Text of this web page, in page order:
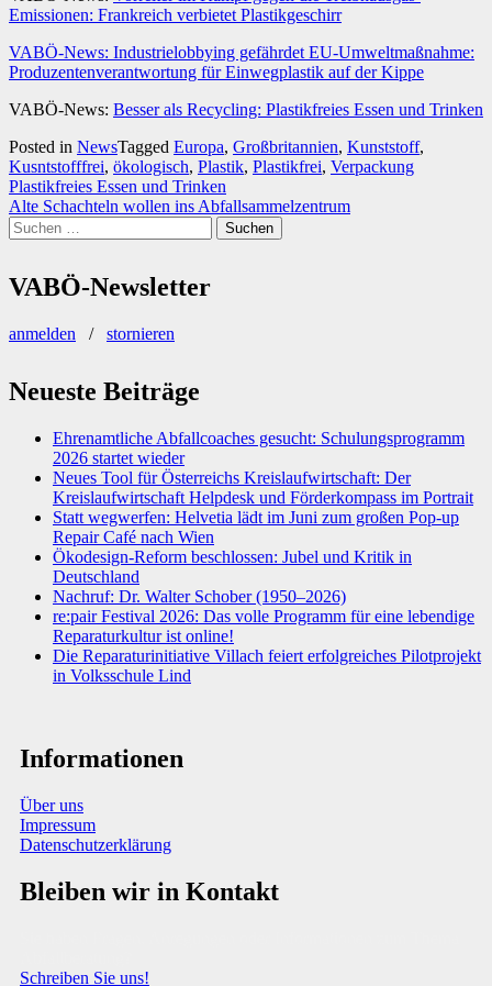
Emissionen: Frankreich verbietet Plastikgeschirr
VABÖ-News: Industrielobbying gefährdet EU-Umweltmaßnahme:
Produzentenverantwortung für Einwegplastik auf der Kippe
VABÖ-News: Besser als Recycling: Plastikfreies Essen und Trinken
Posted in NewsTagged Europa, Großbritannien, Kunststoff,
Kusntstofffrei, ökologisch, Plastik, Plastikfrei, Verpackung
Beitragsnavigation
Plastikfreies Essen und Trinken
Alte Schachteln wollen ins Abfallsammelzentrum
Suchen
nach:
VABÖ-Newsletter
anmelden / stornieren
Neueste Beiträge
Ehrenamtliche Abfallcoaches gesucht: Schulungsprogramm
2026 startet wieder
Neues Tool für Österreichs Kreislaufwirtschaft: Der
Kreislaufwirtschaft Helpdesk und Förderkompass im Portrait
Statt wegwerfen: Helvetia lädt im Juni zum großen Pop-up
Repair Café nach Wien
Ökodesign-Reform beschlossen: Jubel und Kritik in
Deutschland
Nachruf: Dr. Walter Schober (1950–2026)
re:pair Festival 2026: Das volle Programm für eine lebendige
Reparaturkultur ist online!
Die Reparaturinitiative Villach feiert erfolgreiches Pilotprojekt
in Volksschule Lind
Informationen
Über uns
Impressum
Datenschutzerklärung
Bleiben wir in Kontakt
Schreiben Sie uns!